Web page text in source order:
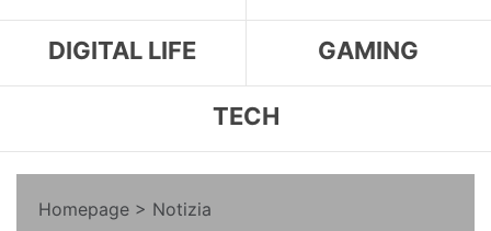
DIGITAL LIFE GAMING
TECH
Homepage > Notizia